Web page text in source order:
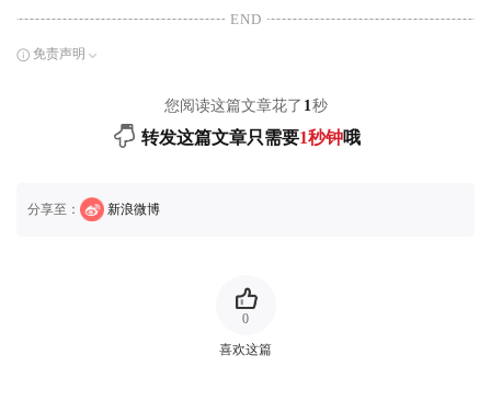
END
免责声明
您阅读这篇文章花了 1秒
转发这篇文章只需要1秒钟哦
分享至： 新浪微博
喜欢这篇
0